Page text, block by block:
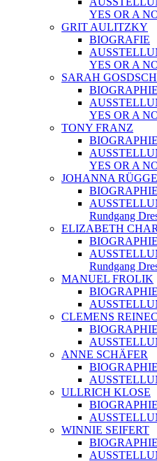
YES OR A
GRIT AULITZKY
BIOGRAFIE
YES OR A
SARAH
BIOGRAPHIE
YES OR A
TONY FRANZ
BIOGRAPHIE
YES OR A
JOHANNA
BIOGRAPHIE
Rundgang
ELIZABETH
BIOGRAPHIE
Rundgang
MANUEL FROLIK
BIOGRAPHIE
CLEMENS
BIOGRAPHIE
ANNE SCHÄFER
BIOGRAPHIE
ULLRICH KLOSE
BIOGRAPHIE
WINNIE SEIFERT
BIOGRAPHIE